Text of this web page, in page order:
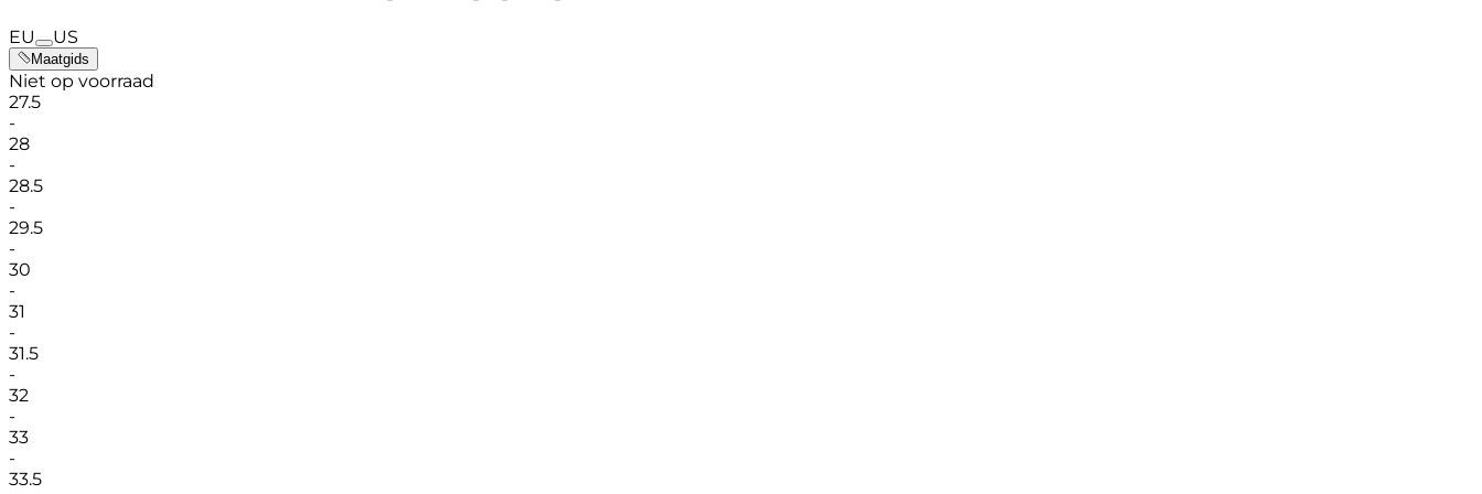
EU US
Maatgids
Niet op voorraad
27.5
-
28
-
28.5
-
29.5
-
30
-
31
-
31.5
-
32
-
33
-
33.5